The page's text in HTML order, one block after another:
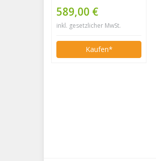
589,00 €
inkl. gesetzlicher MwSt.
Kaufen*